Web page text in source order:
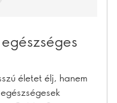
életet élj, hanem